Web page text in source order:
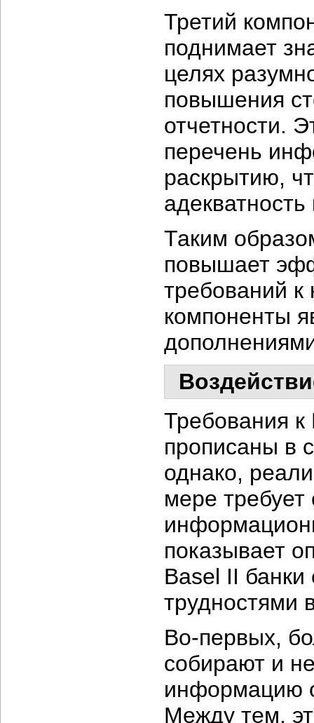
Третий
поднимает
целях
повышения
отчетности.
перечень
раскрытию,
Таким
повышает
требований к
компоненты
Требования
прописаны в
однако,
мере
показывает
Basel II
трудностями
Во-первых,
собирают и
информацию
Между тем,